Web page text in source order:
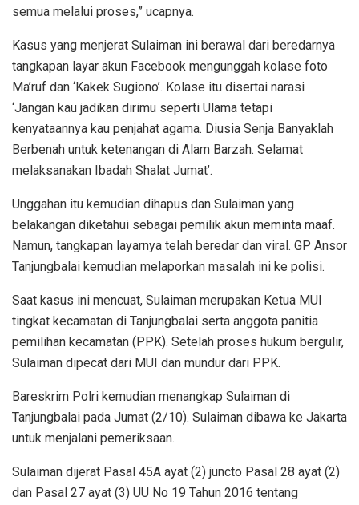
semua melalui proses,” ucapnya.
Kasus yang menjerat Sulaiman ini berawal dari beredarnya
tangkapan layar akun Facebook mengunggah kolase foto
Ma’ruf dan ‘Kakek Sugiono’. Kolase itu disertai narasi
‘Jangan kau jadikan dirimu seperti Ulama tetapi
kenyataannya kau penjahat agama. Diusia Senja Banyaklah
Berbenah untuk ketenangan di Alam Barzah. Selamat
melaksanakan Ibadah Shalat Jumat’.
Unggahan itu kemudian dihapus dan Sulaiman yang
belakangan diketahui sebagai pemilik akun meminta maaf.
Namun, tangkapan layarnya telah beredar dan viral. GP Ansor
Tanjungbalai kemudian melaporkan masalah ini ke polisi.
Saat kasus ini mencuat, Sulaiman merupakan Ketua MUI
tingkat kecamatan di Tanjungbalai serta anggota panitia
pemilihan kecamatan (PPK). Setelah proses hukum bergulir,
Sulaiman dipecat dari MUI dan mundur dari PPK.
Bareskrim Polri kemudian menangkap Sulaiman di
Tanjungbalai pada Jumat (2/10). Sulaiman dibawa ke Jakarta
untuk menjalani pemeriksaan.
Sulaiman dijerat Pasal 45A ayat (2) juncto Pasal 28 ayat (2)
dan Pasal 27 ayat (3) UU No 19 Tahun 2016 tentang